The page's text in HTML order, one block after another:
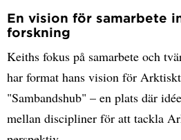
En vision för samarbete
forskning
Keiths fokus på samarbete och
har format hans vision för
"Sambandshub" – en plats där
mellan discipliner för att tackla